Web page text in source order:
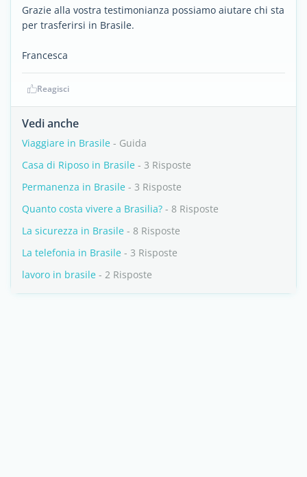
Grazie alla vostra testimonianza possiamo aiutare chi sta
per trasferirsi in Brasile.
Francesca
Reagisci
Vedi anche
Viaggiare in Brasile - Guida
Casa di Riposo in Brasile - 3 Risposte
Permanenza in Brasile - 3 Risposte
Quanto costa vivere a Brasilia? - 8 Risposte
La sicurezza in Brasile - 8 Risposte
La telefonia in Brasile - 3 Risposte
lavoro in brasile - 2 Risposte